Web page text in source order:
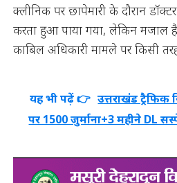
क्लीनिक पर छापेमारी के दौरान
करता हुआ पाया गया, लेकिन मजाल
काबिल अधिकारी मामले पर किसी
यह भी पढ़ें 👉 उत्तराखंड
पर 1500 जुर्माना+3 महीने DL